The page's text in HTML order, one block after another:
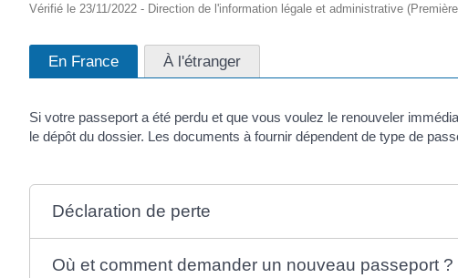
Vérifié le 23/11/2022 - Direction de l'information légale et administrative
En France À l'étranger
Si votre passeport a été perdu et que vous voulez le renouveler
le dépôt du dossier. Les documents à fournir dépendent de type de
Déclaration de perte
Où et comment demander un nouveau passeport ?